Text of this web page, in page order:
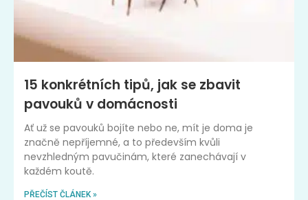
15 konkrétních tipů, jak se zbavit
pavouků v domácnosti
Ať už se pavouků bojíte nebo ne, mít je doma je
značně nepříjemné, a to především kvůli
nevzhledným pavučinám, které zanechávají v
každém koutě.
PŘEČÍST ČLÁNEK »